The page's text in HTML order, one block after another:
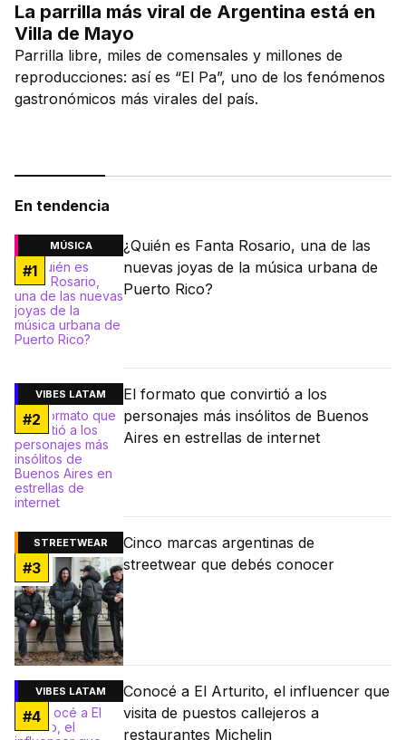
La parrilla más viral de Argentina está en
Villa de Mayo
Parrilla libre, miles de comensales y millones de
reproducciones: así es “El Pa”, uno de los fenómenos
gastronómicos más virales del país.
En tendencia
MÚSICA
#1
¿Quién es Fanta Rosario, una de las
nuevas joyas de la música urbana de
Puerto Rico?
VIBES LATAM
#2
El formato que convirtió a los
personajes más insólitos de Buenos
Aires en estrellas de internet
STREETWEAR
#3
Cinco marcas argentinas de
streetwear que debés conocer
VIBES LATAM
#4
Conocé a El Arturito, el influencer que
visita de puestos callejeros a
restaurantes Michelin